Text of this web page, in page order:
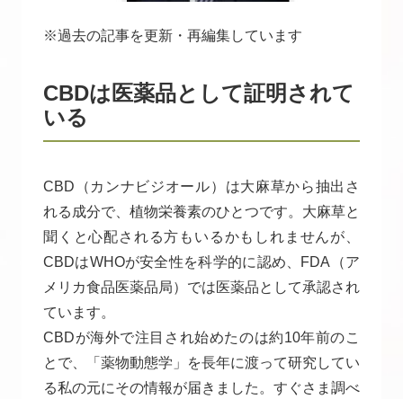
※過去の記事を更新・再編集しています
CBDは医薬品として証明されて
いる
CBD（カンナビジオール）は大麻草から抽出さ
れる成分で、植物栄養素のひとつです。大麻草と
聞くと心配される方もいるかもしれませんが、
CBDはWHOが安全性を科学的に認め、FDA（ア
メリカ食品医薬品局）では医薬品として承認され
ています。
CBDが海外で注目され始めたのは約10年前のこ
とで、「薬物動態学」を長年に渡って研究してい
る私の元にその情報が届きました。すぐさま調べ